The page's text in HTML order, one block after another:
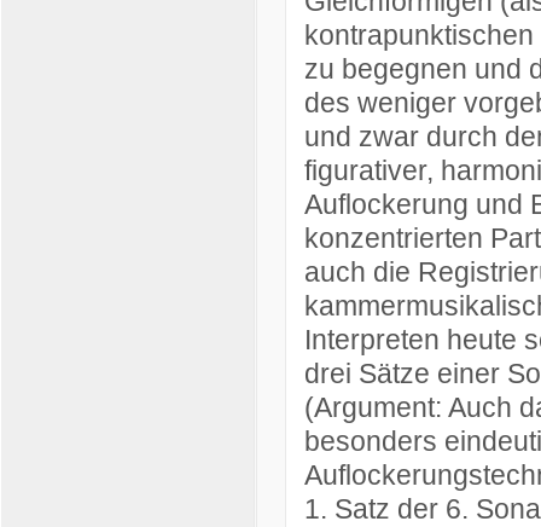
zu begegnen und
des weniger
und zwar durch
figurativer,
Auflockerung und
konzentrierten
auch die
Interpreten heute
drei Sätze einer
(Argument: Auch
besonders
1. Satz der 6.